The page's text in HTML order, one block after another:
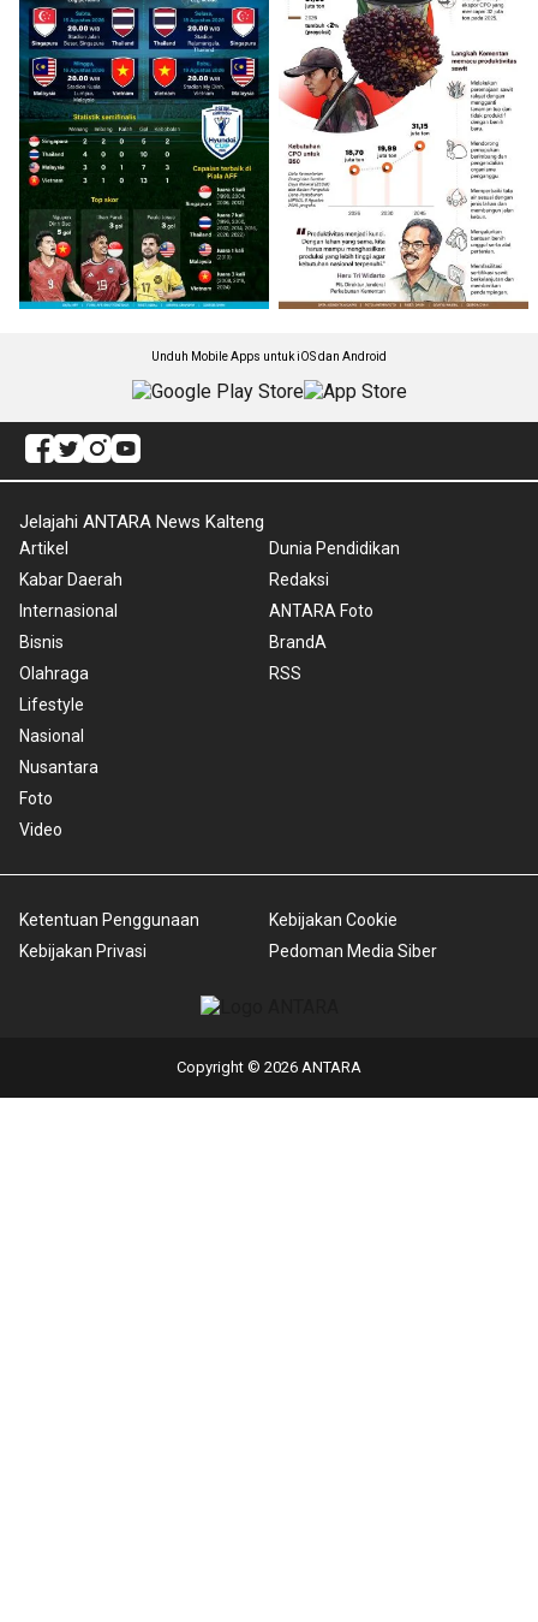
Unduh Mobile Apps untuk iOS dan Android
Jelajahi ANTARA News Kalteng
Artikel
Kabar Daerah
Internasional
Bisnis
Olahraga
Lifestyle
Nasional
Nusantara
Foto
Video
Dunia Pendidikan
Redaksi
ANTARA Foto
BrandA
RSS
Ketentuan Penggunaan
Kebijakan Privasi
Kebijakan Cookie
Pedoman Media Siber
Copyright © 2026 ANTARA